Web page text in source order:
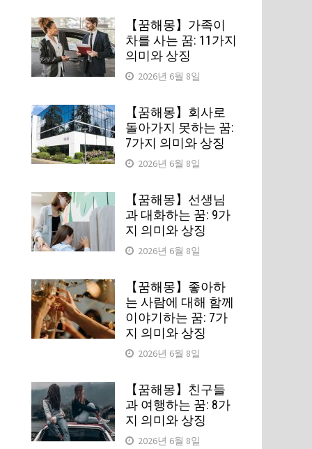
【꿈해몽】가족이
차를 사는 꿈: 11가지
의미와 상징
2026년 6월 8일
【꿈해몽】회사로
돌아가지 못하는 꿈:
7가지 의미와 상징
2026년 6월 8일
【꿈해몽】선생님
과 대화하는 꿈: 9가
지 의미와 상징
2026년 6월 8일
【꿈해몽】좋아하
는 사람에 대해 함께
이야기하는 꿈: 7가
지 의미와 상징
2026년 6월 8일
【꿈해몽】친구들
과 여행하는 꿈: 8가
지 의미와 상징
2026년 6월 8일